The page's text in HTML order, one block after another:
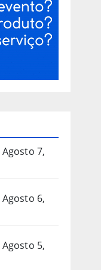
Agosto 7,
Agosto 6,
Agosto 5,